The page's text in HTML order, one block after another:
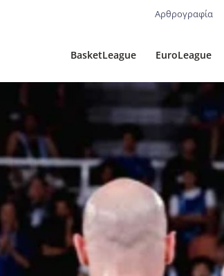
Αρθρογραφία
BasketLeague EuroLeague